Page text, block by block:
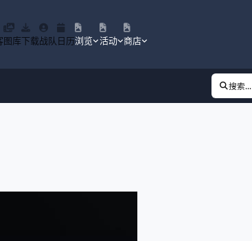
图库下载战队 日历浏览 活动 商店
搜索...